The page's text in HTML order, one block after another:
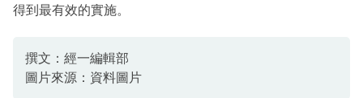
得到最有效的實施。
撰文：經一編輯部
圖片來源：資料圖片